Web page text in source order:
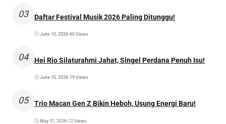
03 Daftar Festival Musik 2026 Paling Ditunggu!
June 10, 2026•60 Views
04 Hei Rio Silaturahmi Jahat, Singel Perdana Penuh Isu!
June 10, 2026•19 Views
05 Trio Macan Gen Z Bikin Heboh, Usung Energi Baru!
May 31, 2026•12 Views